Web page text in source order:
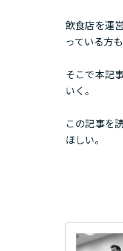
飲食店を運
っている方
そこで本記
いく。
この記事を
ほしい。